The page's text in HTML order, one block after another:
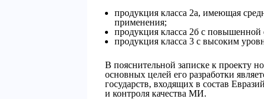
продукция класса 2а, имеющая
применения;
продукция класса 2б с повышенной
продукция класса 3 с высоким
В пояснительной записке к проекту
основных целей его разработки
государств, входящих в состав
и контроля качества МИ.